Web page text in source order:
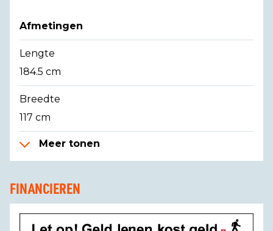
Afmetingen
Lengte
184.5 cm
Breedte
117 cm
Meer tonen
FINANCIEREN